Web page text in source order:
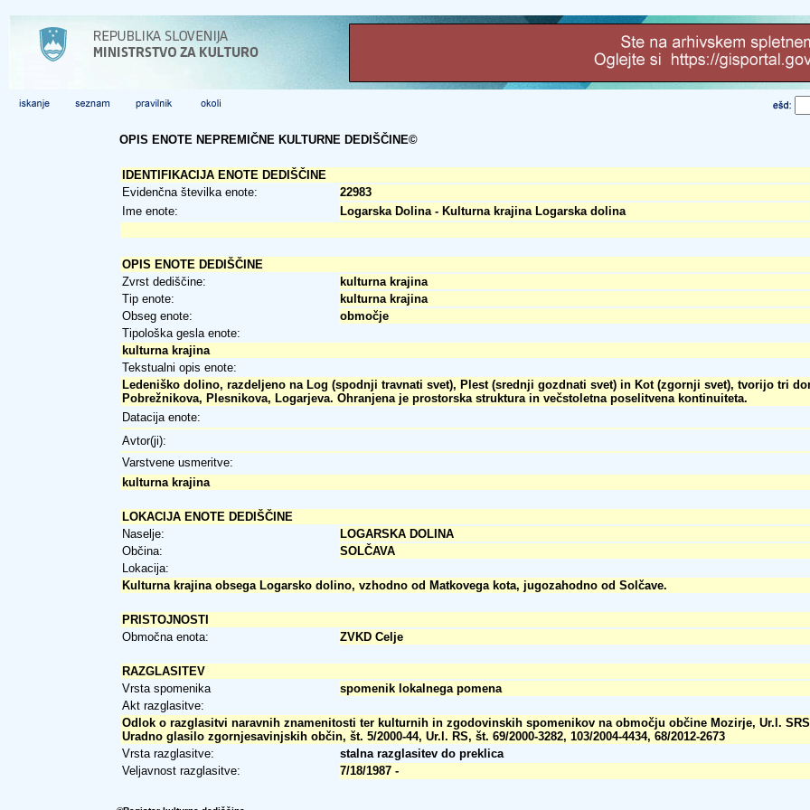
OPIS ENOTE NEPREMIČNE KULTURNE DEDIŠČINE©
IDENTIFIKACIJA ENOTE DEDIŠČINE
Evidenčna številka enote:
22983
Ime enote:
Logarska Dolina - Kulturna krajina Logarska dolina
OPIS ENOTE DEDIŠČINE
Zvrst dediščine:
kulturna krajina
Tip enote:
kulturna krajina
Obseg enote:
območje
Tipološka gesla enote:
kulturna krajina
Tekstualni opis enote:
Ledeniško dolino, razdeljeno na Log (spodnji travnati svet), Plest (srednji gozdnati svet) in Kot (zgornji svet), tvorijo tri
Pobrežnikova, Plesnikova, Logarjeva. Ohranjena je prostorska struktura in večstoletna poselitvena kontinuiteta.
Datacija enote:
Avtor(ji):
Varstvene usmeritve:
kulturna krajina
LOKACIJA ENOTE DEDIŠČINE
Naselje:
LOGARSKA DOLINA
Občina:
SOLČAVA
Lokacija:
Kulturna krajina obsega Logarsko dolino, vzhodno od Matkovega kota, jugozahodno od Solčave.
PRISTOJNOSTI
Območna enota:
ZVKD Celje
RAZGLASITEV
Vrsta spomenika
spomenik lokalnega pomena
Akt razglasitve:
Odlok o razglasitvi naravnih znamenitosti ter kulturnih in zgodovinskih spomenikov na območju občine Mozirje, Ur.l.
Uradno glasilo zgornjesavinjskih občin, št. 5/2000-44, Ur.l. RS, št. 69/2000-3282, 103/2004-4434, 68/2012-2673
Vrsta razglasitve:
stalna razglasitev do preklica
Veljavnost razglasitve:
7/18/1987 -